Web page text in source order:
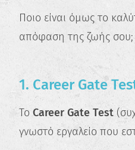
Ποιο είναι όμως το
απόφαση της ζωής σου;
1. Career Gate
ΤοCareer Gate Test
γνωστό εργαλείο που